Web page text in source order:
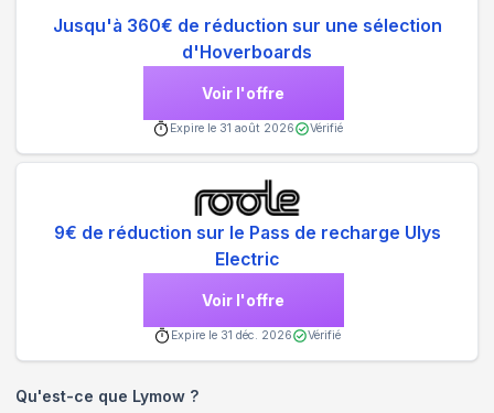
Jusqu'à 360€ de réduction sur une sélection
d'Hoverboards
Voir l'offre
Expire le 31 août 2026 Vérifié
9€ de réduction sur le Pass de recharge Ulys
Electric
Voir l'offre
Expire le 31 déc. 2026 Vérifié
Qu'est-ce que Lymow ?